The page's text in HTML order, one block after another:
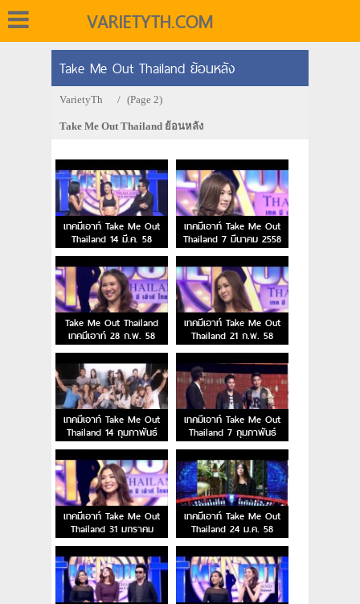
VARIETYTH.COM
Take Me Out Thailand ย้อนหลัง
VarietyTh /
Take Me Out Thailand ย้อนหลัง
(Page 2)
เทคมีเอาท์ Take Me Out
Thailand 14 มี.ค. 58
เทคมีเอาท์ Take Me Out
Thailand 7 มีนาคม 2558
Take Me Out Thailand
เทคมีเอาท์ 28 ก.พ. 58
เทคมีเอาท์ Take Me Out
Thailand 21 ก.พ. 58
เทคมีเอาท์ Take Me Out
Thailand 14 กุมภาพันธ์
2558
เทคมีเอาท์ Take Me Out
Thailand 7 กุมภาพันธ์
2558
เทคมีเอาท์ Take Me Out
Thailand 31 มกราคม
2558
เทคมีเอาท์ Take Me Out
Thailand 24 ม.ค. 58